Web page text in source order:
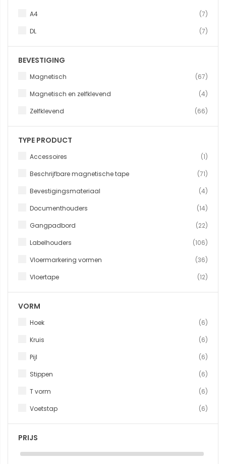
A4 7
DL 7
BEVESTIGING
Magnetisch 67
Magnetisch en zelfklevend 4
Zelfklevend 66
TYPE PRODUCT
Accessoires 1
Beschrijfbare magnetische tape 71
Bevestigingsmateriaal 4
Documenthouders 14
Gangpadbord 22
Labelhouders 106
Vloermarkering vormen 36
Vloertape 12
VORM
Hoek 6
Kruis 6
Pijl 6
Stippen 6
T vorm 6
Voetstap 6
PRIJS